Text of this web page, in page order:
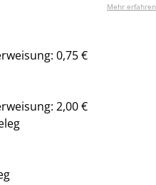
Mehr erfahren
0,75 €
2,00 €